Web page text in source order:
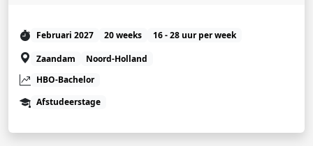
Februari 2027 20 weeks
16 - 28 uur per week
Zaandam
Noord-Holland
HBO-Bachelor
Afstudeerstage